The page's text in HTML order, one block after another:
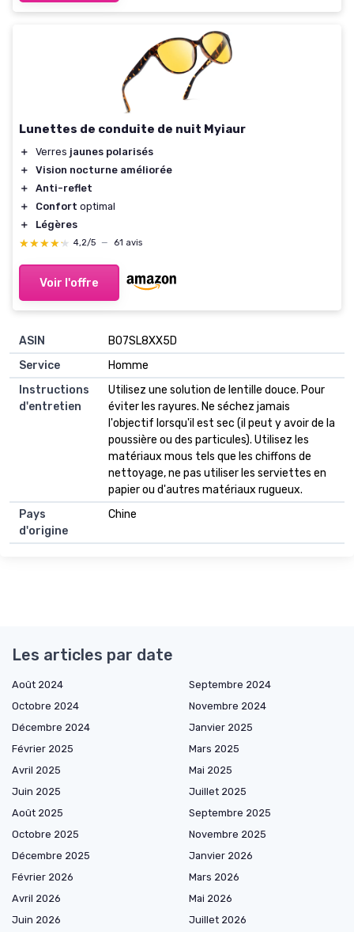
Lunettes de conduite de nuit Myiaur
＋ Verres jaunes polarisés
＋
Vision nocturne améliorée
＋
Anti-reflet
＋
Confort optimal
＋
Légères
★★★★★
★★★★★ 4,2/5 — 61 avis
Voir l'offre
ASIN
B07SL8XX5D
Service
Homme
Instructions
d'entretien
Utilisez une solution de lentille douce. Pour
éviter les rayures. Ne séchez jamais
l'objectif lorsqu'il est sec (il peut y avoir de la
poussière ou des particules). Utilisez les
matériaux mous tels que les chiffons de
nettoyage, ne pas utiliser les serviettes en
papier ou d'autres matériaux rugueux.
Pays
d'origine
Chine
Les articles par date
Août 2024
Septembre 2024
Octobre 2024
Novembre 2024
Décembre 2024
Janvier 2025
Février 2025
Mars 2025
Avril 2025
Mai 2025
Juin 2025
Juillet 2025
Août 2025
Septembre 2025
Octobre 2025
Novembre 2025
Décembre 2025
Janvier 2026
Février 2026
Mars 2026
Avril 2026
Mai 2026
Juin 2026
Juillet 2026